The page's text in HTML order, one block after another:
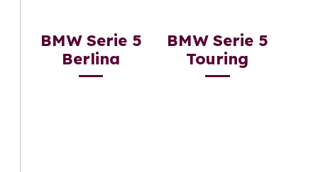
BMW Serie 5
Berlina
BMW Serie 5
Touring